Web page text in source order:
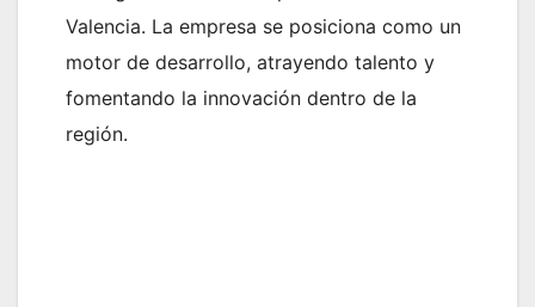
Valencia. La empresa se posiciona como un
motor de desarrollo, atrayendo talento y
fomentando la innovación dentro de la
región.